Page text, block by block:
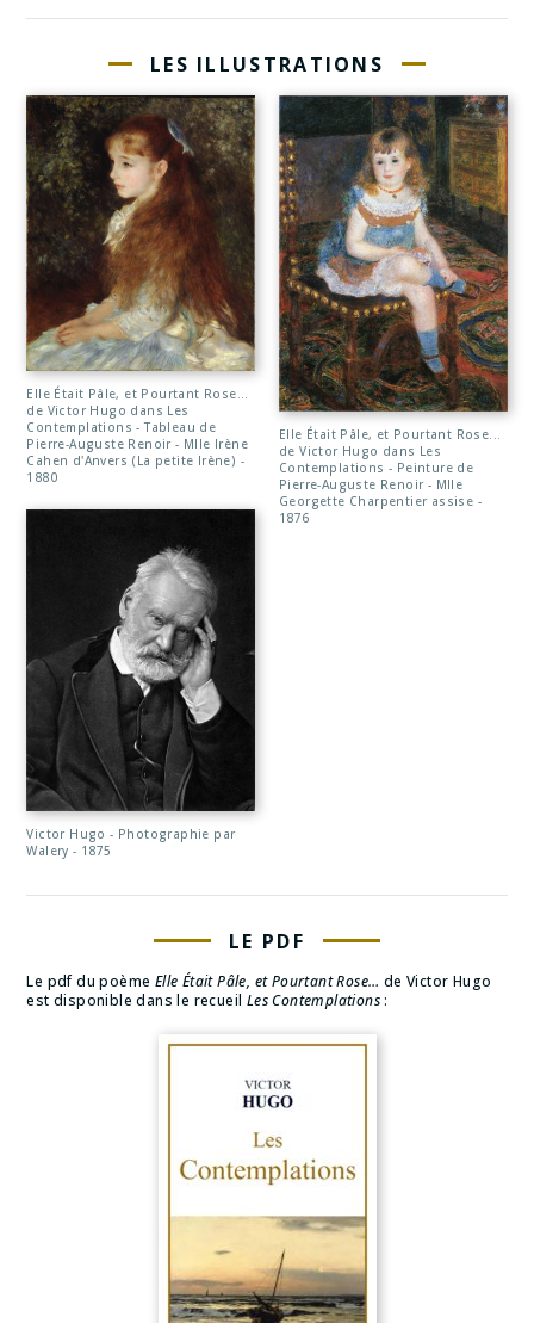
LES ILLUSTRATIONS
Elle Était Pâle, et Pourtant Rose...
de Victor Hugo dans Les
Contemplations - Tableau de
Pierre-Auguste Renoir - Mlle Irène
Cahen d'Anvers (La petite Irène) -
1880
Victor Hugo - Photographie par
Walery - 1875
Elle Était Pâle, et Pourtant Rose...
de Victor Hugo dans Les
Contemplations - Peinture de
Pierre-Auguste Renoir - Mlle
Georgette Charpentier assise -
1876
LE PDF
Le pdf du poème Elle Était Pâle, et Pourtant Rose… de Victor Hugo
est disponible dans le recueil Les Contemplations: